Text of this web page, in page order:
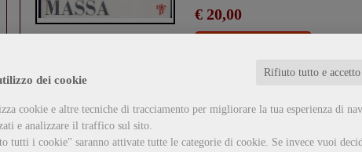
dei cookie
Rifiuto tutto e
cookie e altre tecniche di tracciamento per migliorare la tua esperienza di
e analizzare il traffico sul sito.
tutti i cookie" saranno attivate tutte le categorie di cookie. Se invece vuoi
€ 20,00
Tweet